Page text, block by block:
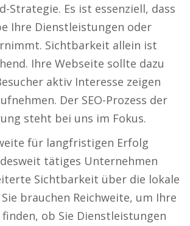
Strategie. Es ist essenziell, dass
Ihre Dienstleistungen oder
Sichtbarkeit allein ist
Ihre Webseite sollte dazu
aktiv Interesse zeigen
Der SEO-Prozess der
steht bei uns im Fokus.
für langfristigen Erfolg
tätiges Unternehmen
Sichtbarkeit über die lokale
brauchen Reichweite, um Ihre
ob Sie Dienstleistungen